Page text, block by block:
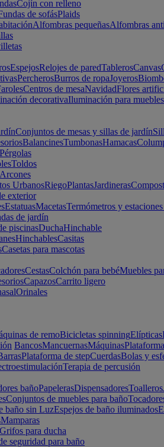
Cojín con relleno
de sofásPlaids
Alfombras pequeñasAlfombras
EspejosRelojes de paredTablerosCanvas
PercherosBurros de ropaJoyeros
Centros de mesaNavidadFlores
decorativaIluminación para muebles
Conjuntos de mesas y sillas de jardín
BalancinesTumbonasHamacas
Pérgolas
Toldos
Arcones
UrbanosRiegoPlantasJardineras
exterior
EstatuasMacetasTermómetros y
de jardín
piscinasDuchaHinchable
HinchablesCasitas
Casetas para mascotas
CestasColchón para bebéMuebles
CapazosCarrito ligero
Orinales
de remoBicicletas spinningElípticas
BancosMancuernasMáquinas
Plataforma de stepCuerdasBolas y
Terapia de percusión
bañoPapelerasDispensadoresToalleros
Conjuntos de muebles para baño
baño sin LuzEspejos de baño iluminados
Mamparas
Grifos para ducha
seguridad para baño